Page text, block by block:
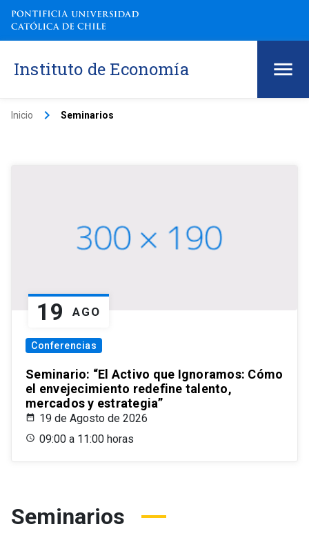
Instituto de Economía
Inicio keyboard_arrow_right Seminarios
19 AGO
Conferencias
Seminario: “El Activo que Ignoramos: Cómo
el envejecimiento redefine talento,
mercados y estrategia”
19 de Agosto de 2026
09:00 a 11:00 horas
Seminarios